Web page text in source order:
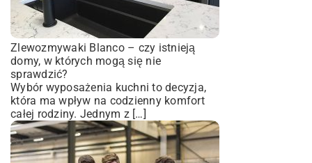
Zlewozmywaki Blanco – czy istnieją
domy, w których mogą się nie
sprawdzić?
Wybór wyposażenia kuchni to decyzja,
która ma wpływ na codzienny komfort
całej rodziny. Jednym z […]